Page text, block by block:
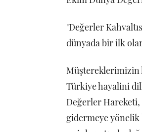
"Değerler
dünyada bir ilk
Müştereklerimizin
Türkiye hayalini
Değerler
gidermeye